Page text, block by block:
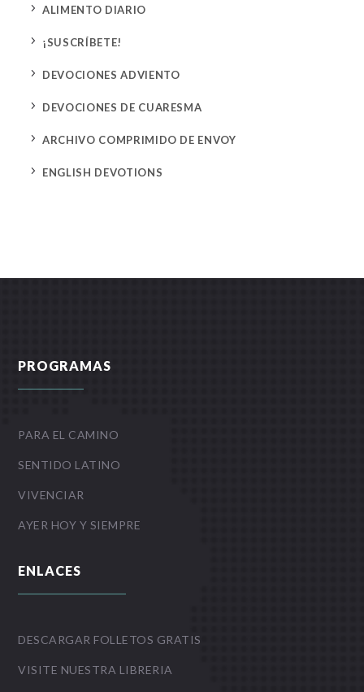
5 ALIMENTO DIARIO
5 ¡SUSCRÍBETE!
5 DEVOCIONES ADVIENTO
5 DEVOCIONES DE CUARESMA
5 ARCHIVO COMPRIMIDO DE ENVOY
5 ENGLISH DEVOTIONS
PROGRAMAS
PARA EL CAMINO
SENTIDO LATINO
VIVENCIAR
AYER HOY Y SIEMPRE
ENLACES
DESCARGAR FOLLETOS GRATIS
VISITE NUESTRA LIBRERIA